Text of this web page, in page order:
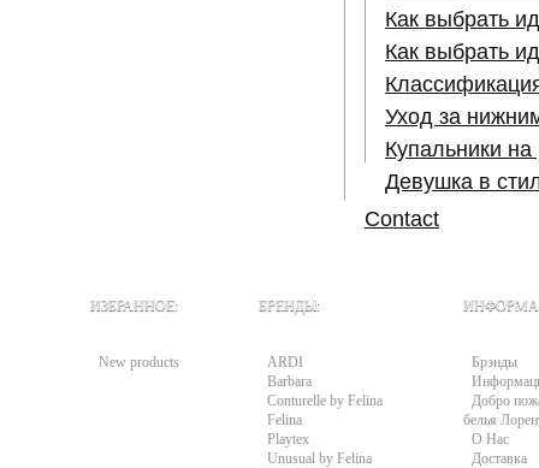
Как выбрать
Как выбрать
Уход за
Купальники
Девушка в
Contact
ИЗБРАННОЕ:
New products
БРЕНДЫ:
ARDI
Barbara
Conturelle by Felina
Felina
Playtex
Unusual by Felina
Брэнды
Добро
белья
О Нас
Доставка